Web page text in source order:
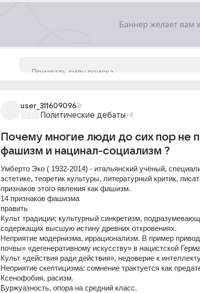
user_3116090962г
Политические дебаты+4
Почему многие люди до сих пор не
фашизм и нацинал-социализм ?
Умберто Эко ( 1932-2014) - итальянский учёный,
эстетике, теоретик культуры, литературный критик,
признаков этого явления как фашизм.
14 признаков фашизма
править
Культ традиции; культурный синкретизм,
содержащих высшую истину древних откровениях.
Неприятие модернизма, иррационализм. В пример
почвы» «дегенеративному искусству» в нацистской
Культ «действия ради действия», недоверие к
Неприятие скептицизма: сомнение трактуется как
Ксенофобия, расизм.
Буржуазность, опора на средний класс.